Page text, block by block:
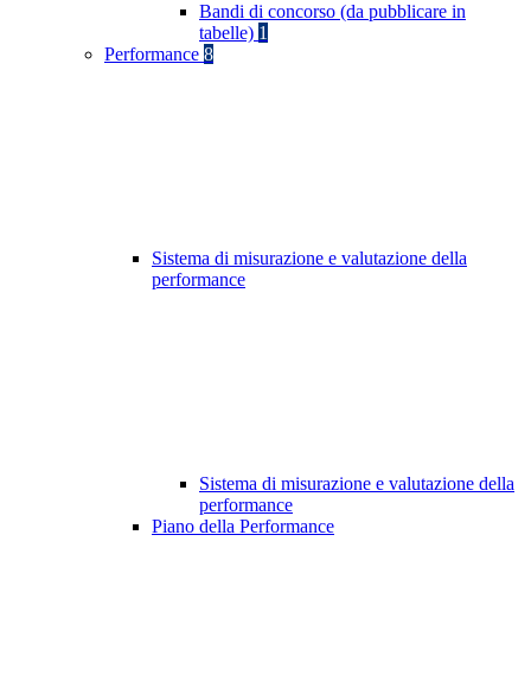
Bandi di concorso (da pubblicare in
tabelle) 1
Performance 8
Sistema di misurazione e valutazione della
performance
Sistema di misurazione e valutazione della
performance
Piano della Performance